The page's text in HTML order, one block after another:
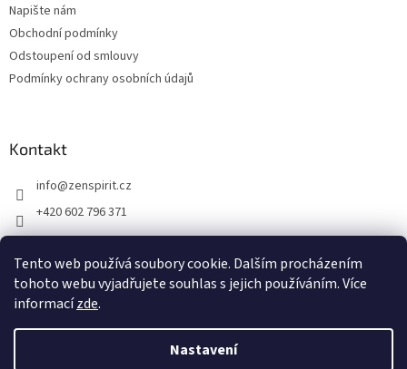
Tento web používá soubory cookie. Dalším procházením
tohoto webu vyjadřujete souhlas s jejich používáním. Více
informacízde.
Nastavení
Napište nám
Obchodní podmínky
Odstoupení od smlouvy
Podmínky ochrany osobních údajů
Kontakt
info@zenspirit.cz
+420 602 796 371
Vytvořil Shoptet